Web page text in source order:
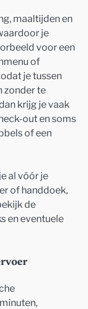
maaltijden en
je
voor een
of
je tussen
zonder te
krijg je vaak
out en soms
of een
al vóór je
of handdoek,
de
en eventuele